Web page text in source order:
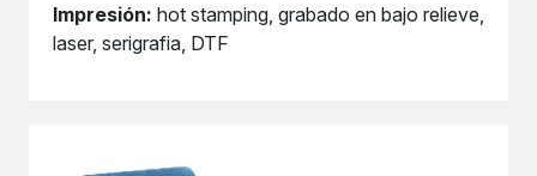
Impresión: hot stamping, grabado en bajo relieve,
laser, serigrafia, DTF